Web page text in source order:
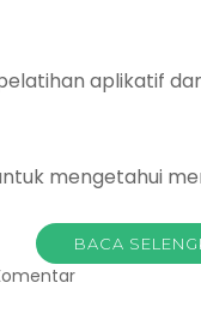
aplikatif
mengetahui
BACA
pada